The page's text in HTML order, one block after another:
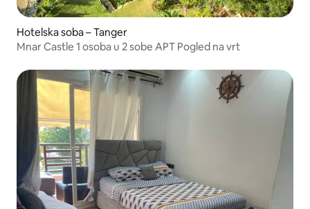
Hotelska soba – Tanger
Mnar Castle 1 osoba u 2 sobe APT Pogled na vrt